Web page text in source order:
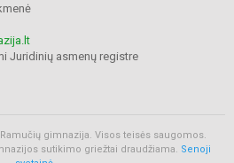
Juridinių asmenų registre
gimnazija. Visos teisės saugomos.
sutikimo griežtai draudžiama. Senoji